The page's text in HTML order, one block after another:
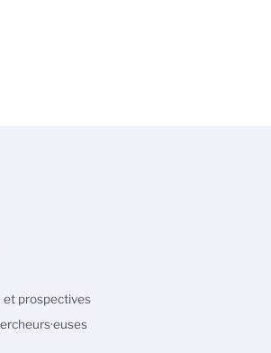
et prospectives